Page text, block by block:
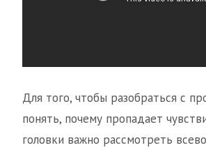
Для того, чтобы разобраться с
понять, почему пропадает
головки важно рассмотреть